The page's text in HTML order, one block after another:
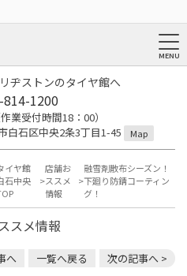
ヂストンのタイヤ館へ
1200
業受付時間18：00）
石区中央2条3丁目1-45
Map
イヤ館
石中央
店舗お
ススメ
情報
融雪剤散布シーズン！
下廻り防錆コーティン
グ！
スメ情報
へ 一覧へ戻る 次の記事へ >